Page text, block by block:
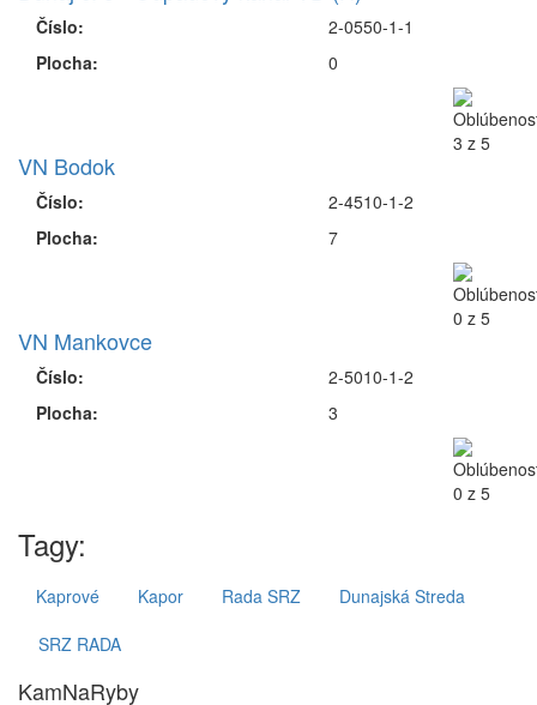
Číslo:
Plocha:
2-0550-1-1
0
VN Bodok
Číslo:
Plocha:
2-4510-1-2
7
VN Mankovce
Číslo:
Plocha:
2-5010-1-2
3
Tagy:
Kaprové Kapor Rada SRZ
Dunajská Streda
SRZ RADA
KamNaRyby